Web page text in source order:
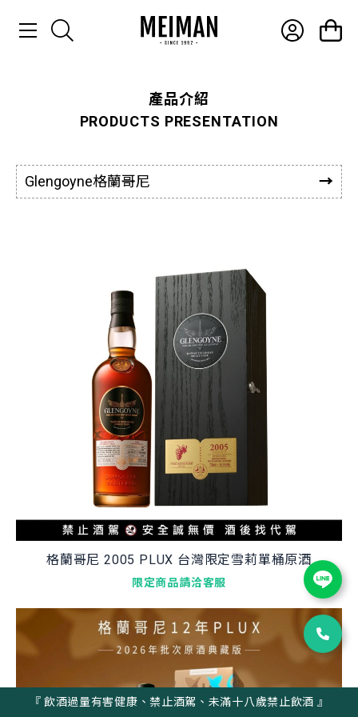
產品介紹
常見問題
產品介紹
PRODUCTS PRESENTATION
Glengoyne格蘭哥尼
格蘭哥尼 2005 PLUX 台灣限定雪莉單桶原酒
限定商品請洽客服
『 飲酒過量有害健康、禁止酒駕、未滿十八歲禁止飲酒 』